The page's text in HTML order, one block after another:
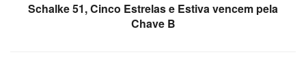
Schalke 51, Cinco Estrelas e Estiva vencem pela
Chave B